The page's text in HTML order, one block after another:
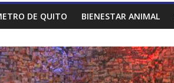
DE QUITO BIENESTAR ANIMAL